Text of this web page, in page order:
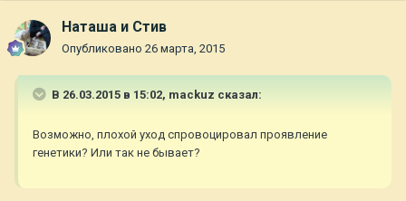
Наташа и Стив
Опубликовано 26 марта, 2015
В 26.03.2015 в 15:02, mackuz сказал:
Возможно, плохой уход спровоцировал проявление
генетики? Или так не бывает?